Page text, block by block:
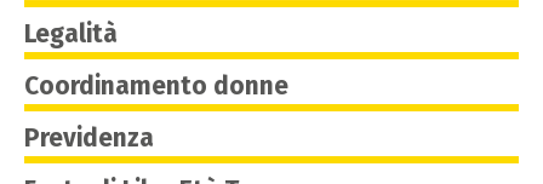
Legalità
Coordinamento donne
Previdenza